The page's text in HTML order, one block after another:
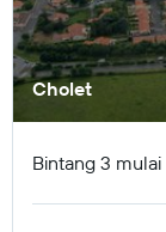
Cholet
Bintang 3 mulai